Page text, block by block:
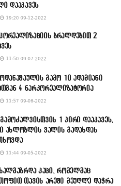
დააკავეს
19:20 09-12-2022
ბრალდებით 2
11:50 09-07-2022
გამო 10 ადამიანი
4 ნარკორეალიზატორია
11:57 09-06-2022
1 პირი დააკავეს,
ახლობლის ვალის გადახდას
11:44 09-05-2022
კაცი, რომელმაც
თავის არეში მეუღლე დაჭრა